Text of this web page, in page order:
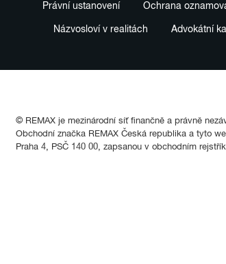
Právní ustanovení Ochrana
Názvosloví v realitách Advokátní
© REMAX je mezinárodní síť finančně a právně
Obchodní značka REMAX Česká republika a tyto
Praha 4, PSČ 140 00, zapsanou v obchodním